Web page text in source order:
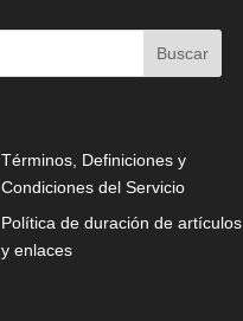
Términos, Definiciones y
Condiciones del Servicio
Política de duración de artículos
y enlaces